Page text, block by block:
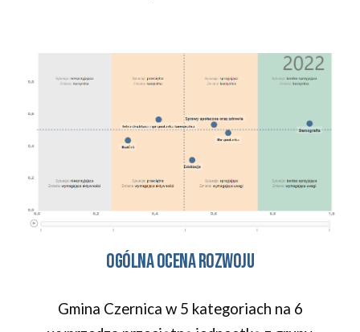
Ogólna ocena rozwoju
Gmina Czernica w 5 kategoriach na 6